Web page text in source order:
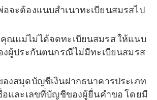
จะต้องแนบสำเนาทะเบียนสมรสไป
แม่ไม่ได้จดทะเบียนสมรส ให้แนบ
งผู้ประกันตนกรณีไม่มีทะเบียนสมรส
งสมุดบัญชีเงินฝากธนาคารประเภท
และเลขที่บัญชีของผู้ยื่นคำขอ โดยมี